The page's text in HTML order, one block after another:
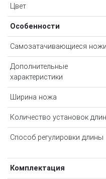
Цвет
Особенности
Самозатачивающиеся ножи
Дополнительные
характеристики
Ширина ножа
Количество установок
Способ регулировки длины
Комплектация